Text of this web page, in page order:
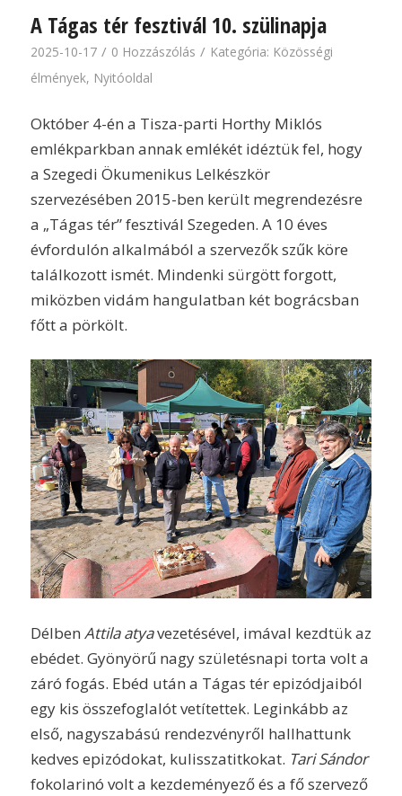
A Tágas tér fesztivál 10. szülinapja
2025-10-17 / 0 Hozzászólás / Kategória: Közösségi
élmények, Nyitóoldal
Október 4-én a Tisza-parti Horthy Miklós
emlékparkban annak emlékét idéztük fel, hogy
a Szegedi Ökumenikus Lelkészkör
szervezésében 2015-ben került megrendezésre
a „Tágas tér” fesztivál Szegeden. A 10 éves
évfordulón alkalmából a szervezők szűk köre
találkozott ismét. Mindenki sürgött forgott,
miközben vidám hangulatban két bográcsban
főtt a pörkölt.
Délben Attila atyavezetésével, imával kezdtük az
ebédet. Gyönyörű nagy születésnapi torta volt a
záró fogás. Ebéd után a Tágas tér epizódjaiból
egy kis összefoglalót vetítettek. Leginkább az
első, nagyszabású rendezvényről hallhattunk
kedves epizódokat, kulisszatitkokat. Tari Sándor
fokolarinó volt a kezdeményező és a fő szervező